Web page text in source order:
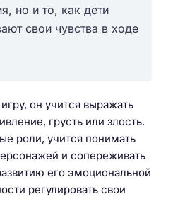
но и то, как дети
свои чувства в ходе
он учится выражать
грусть или злость.
роли, учится понимать
и сопереживать
его эмоциональной
регулировать свои